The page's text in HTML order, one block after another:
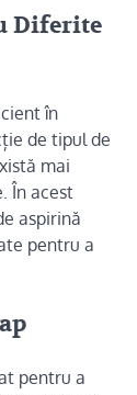
Diferite
în
de tipul de
mai
În acest
aspirină
pentru a
pentru a